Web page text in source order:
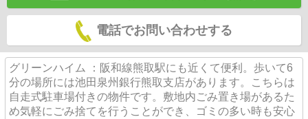
電話でお問い合わせする
グリーンハイム ：阪和線熊取駅にも近くて便利。歩いて6
分の場所には池田泉州銀行熊取支店があります。こちらは
自走式駐車場付きの物件です。敷地内ごみ置き場があるた
め気軽にごみ捨てを行うことができ、ゴミの多い時も安心